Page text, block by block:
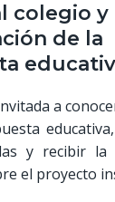
colegio y
de la
a
y recibir la
el proyecto